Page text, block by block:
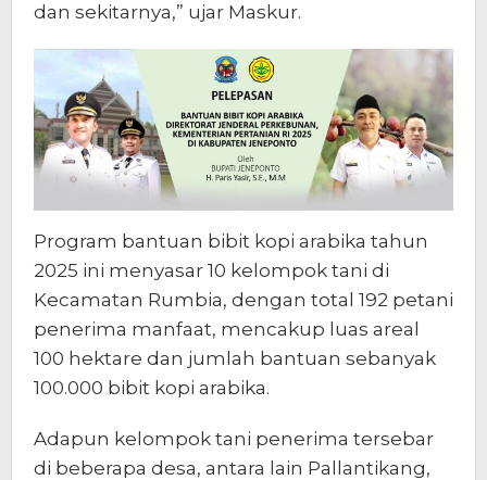
dan sekitarnya,” ujar Maskur.
Program bantuan bibit kopi arabika tahun
2025 ini menyasar 10 kelompok tani di
Kecamatan Rumbia, dengan total 192 petani
penerima manfaat, mencakup luas areal
100 hektare dan jumlah bantuan sebanyak
100.000 bibit kopi arabika.
Adapun kelompok tani penerima tersebar
di beberapa desa, antara lain Pallantikang,